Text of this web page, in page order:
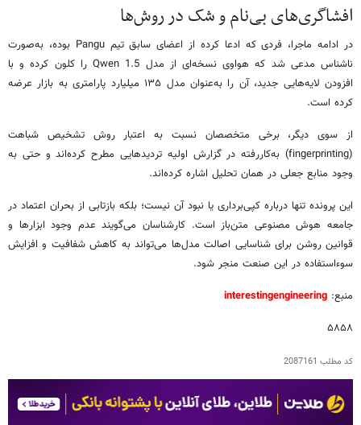
افشاگری‌های بی‌نام و شک در روش‌ها
در ادامه ماجرا، فردی که ادعا کرده از اعضای سابق تیم Pangu بوده، به‌صورت
ناشناس مدعی شد که هواوی نسخه‌ای از مدل Qwen 1.5 را کلون کرده و با
افزودن لایه‌هایی جدید، آن را به‌عنوان مدل ۱۳۵ میلیارد پارامتری به بازار عرضه
کرده است.
از سوی دیگر، برخی متخصصان نسبت به اعتبار روش تشخیص شباهت
(fingerprinting) به‌کاررفته در گزارش اولیه تردیدهایی مطرح کرده‌اند و حتی به
وجود منابع جعلی در همان تحلیل اشاره کرده‌اند.
این پرونده تنها درباره کپی‌برداری یا نبود آن نیست؛ بلکه بازتابی از بحران اعتماد در
جامعه هوش مصنوعی متن‌باز است. کارشناسان می‌گویند عدم وجود ابزارها و
قوانین روشن برای شناسایی اصالت مدل‌ها می‌تواند به کاهش شفافیت و افزایش
سوءاستفاده در این صنعت منجر شود.
منبع: interestingengineering
۵۸۵۸
کد مطلب 2087161